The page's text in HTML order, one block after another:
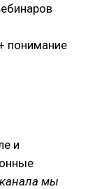
понимание
и
канала мы